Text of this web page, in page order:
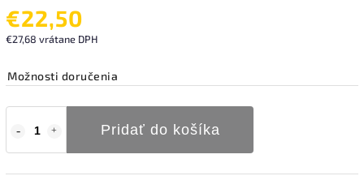
€22,50
€27,68 vrátane DPH
Možnosti doručenia
Pridať do košíka